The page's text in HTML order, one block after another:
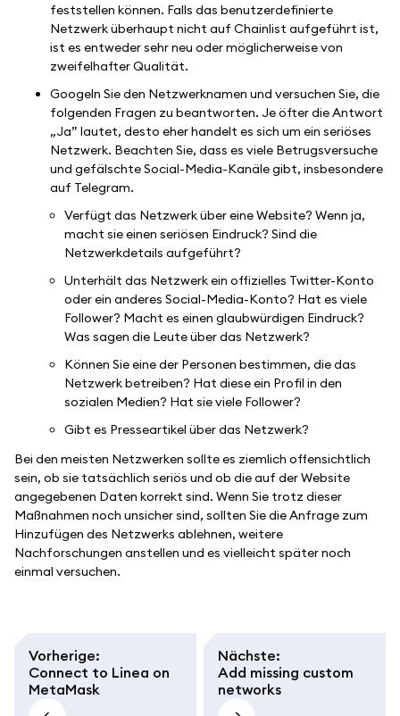
feststellen können. Falls das benutzerdefinierte
Netzwerk überhaupt nicht auf Chainlist aufgeführt ist,
ist es entweder sehr neu oder möglicherweise von
zweifelhafter Qualität.
Googeln Sie den Netzwerknamen und versuchen Sie, die
folgenden Fragen zu beantworten. Je öfter die Antwort
„Ja” lautet, desto eher handelt es sich um ein seriöses
Netzwerk. Beachten Sie, dass es viele Betrugsversuche
und gefälschte Social-Media-Kanäle gibt, insbesondere
auf Telegram.
Verfügt das Netzwerk über eine Website? Wenn ja,
macht sie einen seriösen Eindruck? Sind die
Netzwerkdetails aufgeführt?
Unterhält das Netzwerk ein offizielles Twitter-Konto
oder ein anderes Social-Media-Konto? Hat es viele
Follower? Macht es einen glaubwürdigen Eindruck?
Was sagen die Leute über das Netzwerk?
Können Sie eine der Personen bestimmen, die das
Netzwerk betreiben? Hat diese ein Profil in den
sozialen Medien? Hat sie viele Follower?
Gibt es Presseartikel über das Netzwerk?
Bei den meisten Netzwerken sollte es ziemlich offensichtlich
sein, ob sie tatsächlich seriös und ob die auf der Website
angegebenen Daten korrekt sind. Wenn Sie trotz dieser
Maßnahmen noch unsicher sind, sollten Sie die Anfrage zum
Hinzufügen des Netzwerks ablehnen, weitere
Nachforschungen anstellen und es vielleicht später noch
einmal versuchen.
Vorherige:
Connect to Linea on
MetaMask
Nächste:
Add missing custom
networks